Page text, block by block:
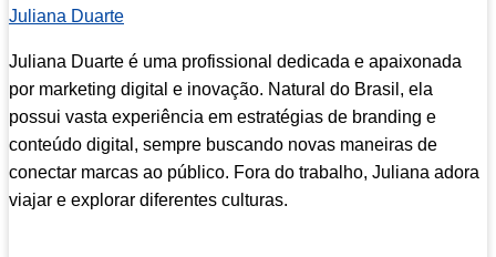
Juliana Duarte
Juliana Duarte é uma profissional dedicada e apaixonada
por marketing digital e inovação. Natural do Brasil, ela
possui vasta experiência em estratégias de branding e
conteúdo digital, sempre buscando novas maneiras de
conectar marcas ao público. Fora do trabalho, Juliana adora
viajar e explorar diferentes culturas.